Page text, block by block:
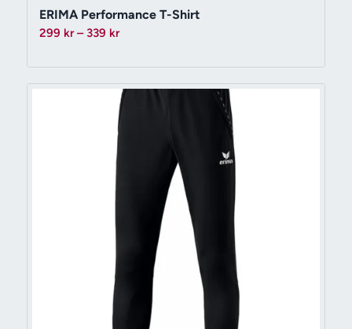
ERIMA Performance T-Shirt
299 kr – 339 krPrisintervall:
till
339 kr